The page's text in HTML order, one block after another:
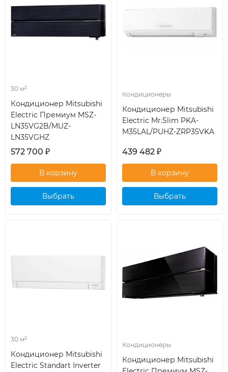
30 м²
Кондиционер Mitsubishi
Electric Премиум MSZ-
LN35VG2B/MUZ-
LN35VGHZ
572 700 ₽
Выбрать
Кондиционеры
Кондиционер Mitsubishi
Electric Mr.Slim PKA-
M35LAL/PUHZ-ZRP35VKA
439 482 ₽
Выбрать
30 м²
Кондиционер Mitsubishi
Electric Standart Inverter
Кондиционеры
Кондиционер Mitsubishi